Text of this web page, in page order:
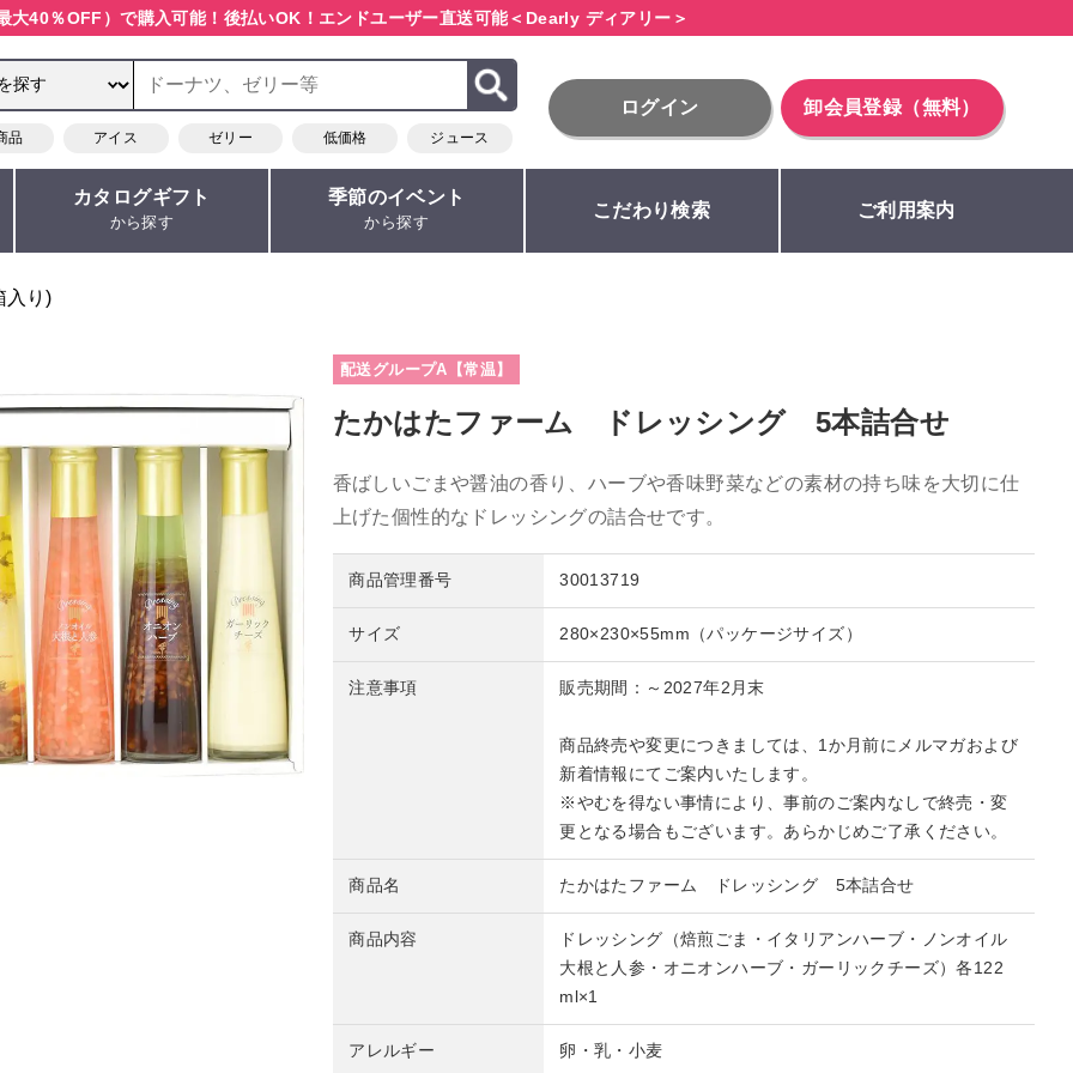
大40％OFF）で購入可能！ 後払いOK！エンドユーザー直送可能＜Dearly ディアリー＞
品 アイス ゼリー 低価格 ジュース
ログイン 卸会員登録（無料）
カタログギフト
から探す
季節のイベント
から探す
こだわり検索 ご利用案内
入り)
配送グループA【常温】
たかはたファーム ドレッシング 5本詰合せ
香ばしいごまや醤油の香り、ハーブや香味野菜などの素材の持ち味を大切に仕
上げた個性的なドレッシングの詰合せです。
商品管理番号 30013719
サイズ 280×230×55mm（パッケージサイズ）
注意事項 販売期間：～2027年2月末
商品終売や変更につきましては、1か月前にメルマガおよび
新着情報にてご案内いたします。
※やむを得ない事情により、事前のご案内なしで終売・変
更となる場合もございます。あらかじめご了承ください。
商品名 たかはたファーム ドレッシング 5本詰合せ
商品内容
ドレッシング（焙煎ごま・イタリアンハーブ・ノンオイル
大根と人参・オニオンハーブ・ガーリックチーズ）各122
ml×1
アレルギー 卵・乳・小麦